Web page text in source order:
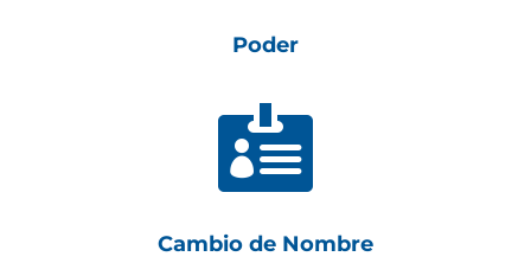
Poder

Cambio de Nombre